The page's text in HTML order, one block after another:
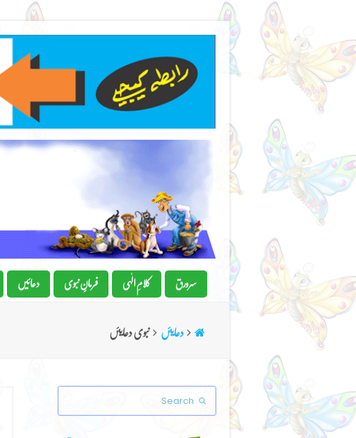
سرورق کلامِ الٰہی فرمانِِ نبوی دعائیں
دعایئں نبوی دعایئں
Search